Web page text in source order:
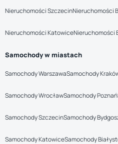
Nieruchomości SzczecinNieruchomości
Nieruchomości KatowiceNieruchomości
Samochody w miastach
Samochody WarszawaSamochody
Samochody WrocławSamochody Poznań
Samochody SzczecinSamochody
Samochody KatowiceSamochody